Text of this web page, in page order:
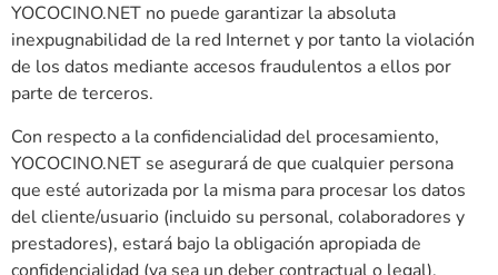
YOCOCINO.NET no puede garantizar la absoluta
inexpugnabilidad de la red Internet y por tanto la violación
de los datos mediante accesos fraudulentos a ellos por
parte de terceros.
Con respecto a la confidencialidad del procesamiento,
YOCOCINO.NET se asegurará de que cualquier persona
que esté autorizada por la misma para procesar los datos
del cliente/usuario (incluido su personal, colaboradores y
prestadores), estará bajo la obligación apropiada de